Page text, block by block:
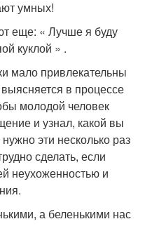
умных!
еще: « Лучше я буду
куклой » .
мало привлекательны
в процессе
молодой человек
и узнал, какой вы
эти несколько раз
сделать, если
неухоженностью и
а беленькими нас